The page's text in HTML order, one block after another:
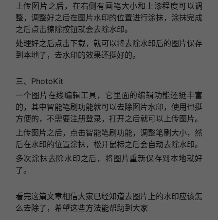
上传图片之后，在右侧有画笔大小和上漆程度可以调
整，调整好之后在图片水印的位置进行涂抹，涂抹完成
之后点击擦除按钮就会去除水印。
处理好之后点击下载，就可以将去除水印后的图片保存
到本地了，去水印的效果还挺好的。
三、PhotoKit
一个图片在线编辑工具，它里面的编辑功能还挺丰富
的，其中智能笔刷功能就可以去除图片水印，使用也挺
方便的，不需要注册登录，打开之后就可以上传图片。
上传图片之后，点击智能笔刷功能，调整笔刷大小，然
后在水印的位置涂抹，松开鼠标之后会自动去除水印。
多次涂抹去除水印之后，将图片重新保存到本地就好
了。
看完这篇文章相信大家已经知道去图片上的水印应该怎
么去除了，希望这些方法能帮助到大家